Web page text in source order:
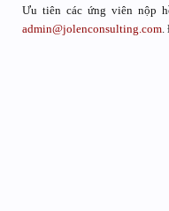
Ưu tiên các ứng viên nộp
admin@jolenconsulting.com.